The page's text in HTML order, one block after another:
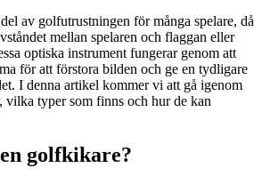
av golfutrustningen för många spelare, då
mellan spelaren och flaggan eller
optiska instrument fungerar genom att
för att förstora bilden och ge en tydligare
I denna artikel kommer vi att gå igenom
vilka typer som finns och hur de kan
golfkikare?